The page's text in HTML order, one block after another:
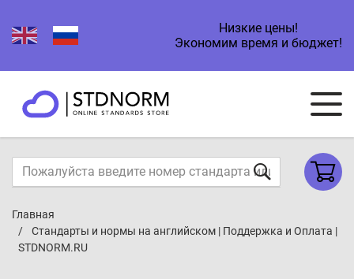
Низкие цены!
Экономим время и бюджет!
Главная
Стандарты и нормы на английском | Поддержка и Оплата |
STDNORM.RU